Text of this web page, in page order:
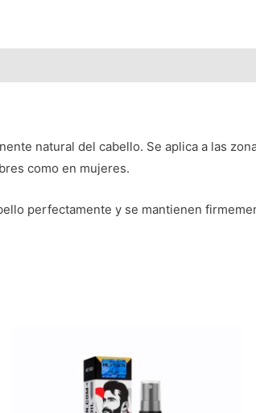
natural del cabello. Se aplica a las
como en mujeres.
perfectamente y se mantienen